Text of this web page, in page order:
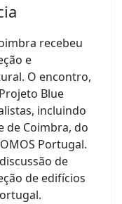
recebeu
e
O encontro,
Blue
incluindo
de Coimbra, do
Portugal.
de
de edifícios